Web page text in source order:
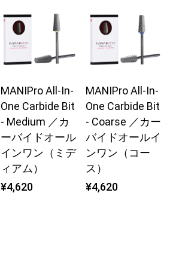
MANIPro All-In-
One Carbide Bit
- Medium ／カ
ーバイドオール
インワン（ミデ
ィアム）
¥4,620
MANIPro All-In-
One Carbide Bit
- Coarse ／カー
バイドオールイ
ンワン（コー
ス）
¥4,620